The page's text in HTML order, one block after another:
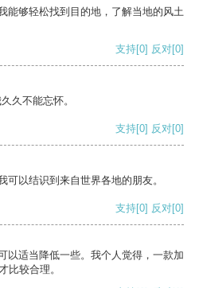
能够轻松找到目的地，了解当地的风土
支持[0] 反对[0]
久不能忘怀。
支持[0] 反对[0]
以结识到来自世界各地的朋友。
支持[0] 反对[0]
以适当降低一些。我个人觉得，一款加
比较合理。